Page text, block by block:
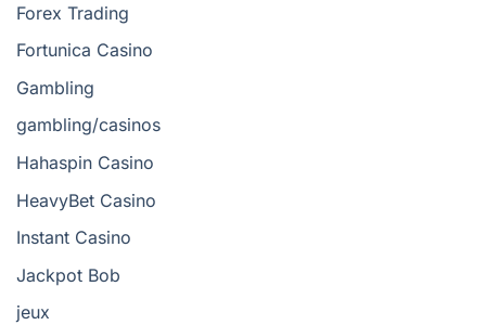
Forex Trading
Fortunica Casino
Gambling
gambling/casinos
Hahaspin Casino
HeavyBet Casino
Instant Casino
Jackpot Bob
jeux